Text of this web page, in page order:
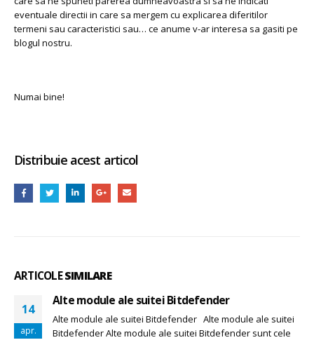
eventuale directii in care sa mergem cu explicarea diferitilor
termeni sau caracteristici sau… ce anume v-ar interesa sa gasiti pe
blogul nostru.
Numai bine!
Distribuie acest articol
ARTICOLESIMILARE
14
apr.
Alte module ale suitei Bitdefender
Alte module ale suitei Bitdefender Alte module ale suitei
Bitdefender Alte module ale suitei Bitdefender sunt cele